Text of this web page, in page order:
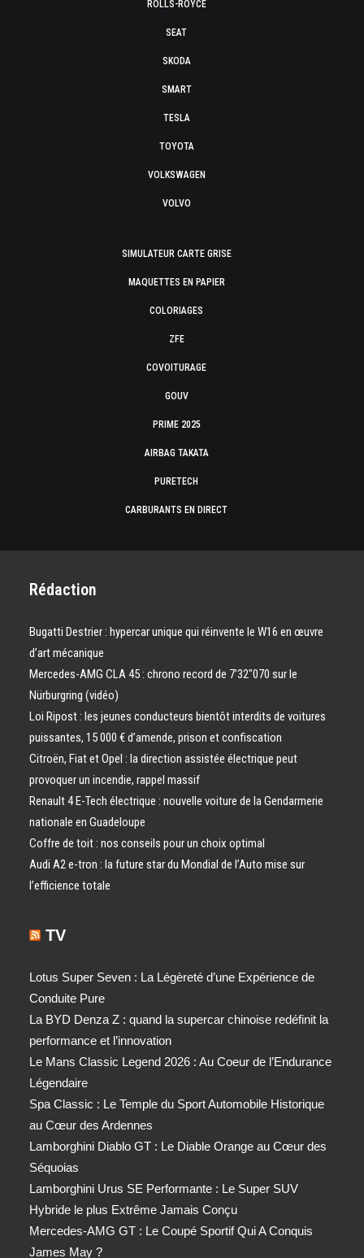
ROLLS-ROYCE
SEAT
SKODA
SMART
TESLA
TOYOTA
VOLKSWAGEN
VOLVO
SIMULATEUR CARTE GRISE
MAQUETTES EN PAPIER
COLORIAGES
ZFE
COVOITURAGE
GOUV
PRIME 2025
AIRBAG TAKATA
PURETECH
CARBURANTS EN DIRECT
Rédaction
Bugatti Destrier : hypercar unique qui réinvente le W16 en œuvre
d’art mécanique
Mercedes-AMG CLA 45 : chrono record de 7’32″070 sur le
Nürburgring (vidéo)
Loi Ripost : les jeunes conducteurs bientôt interdits de voitures
puissantes, 15 000 € d’amende, prison et confiscation
Citroën, Fiat et Opel : la direction assistée électrique peut
provoquer un incendie, rappel massif
Renault 4 E-Tech électrique : nouvelle voiture de la Gendarmerie
nationale en Guadeloupe
Coffre de toit : nos conseils pour un choix optimal
Audi A2 e-tron : la future star du Mondial de l’Auto mise sur
l’efficience totale
TV
Lotus Super Seven : La Légèreté d’une Expérience de
Conduite Pure
La BYD Denza Z : quand la supercar chinoise redéfinit la
performance et l’innovation
Le Mans Classic Legend 2026 : Au Coeur de l’Endurance
Légendaire
Spa Classic : Le Temple du Sport Automobile Historique
au Cœur des Ardennes
Lamborghini Diablo GT : Le Diable Orange au Cœur des
Séquoias
Lamborghini Urus SE Performante : Le Super SUV
Hybride le plus Extrême Jamais Conçu
Mercedes-AMG GT : Le Coupé Sportif Qui A Conquis
James May ?